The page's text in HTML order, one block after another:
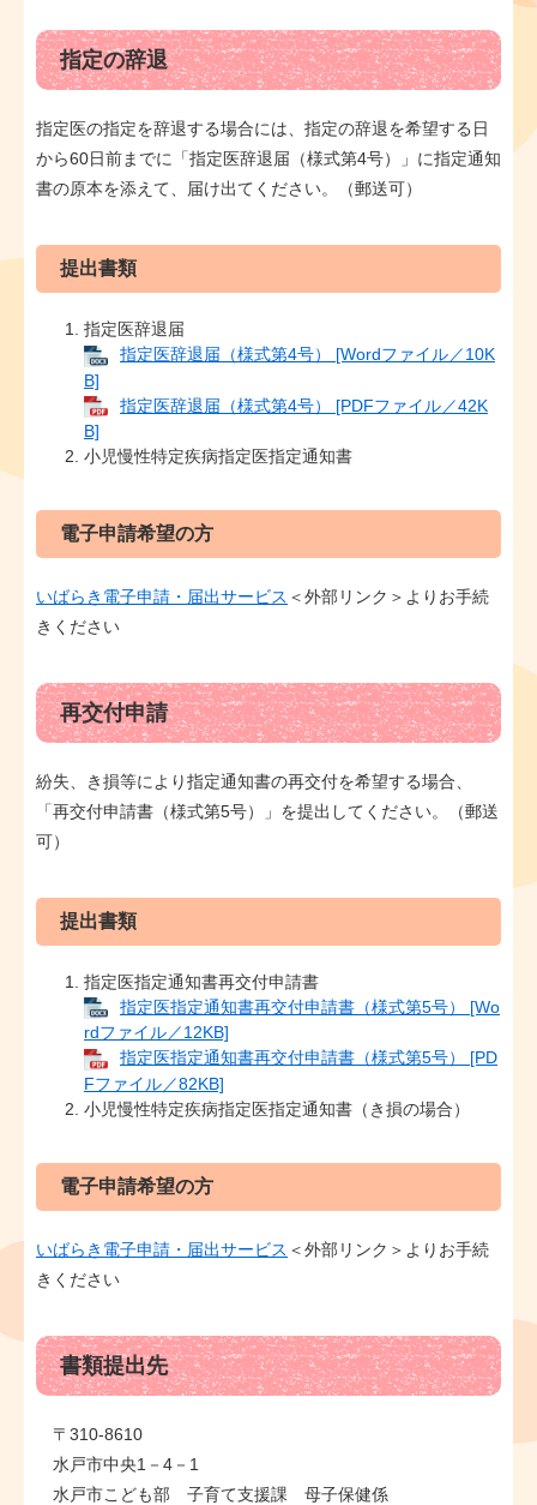
指定の辞退
指定医の指定を辞退する場合には、指定の辞退を希望する日
から60日前までに「指定医辞退届（様式第4号）」に指定通知
書の原本を添えて、届け出てください。（郵送可）
提出書類
指定医辞退届
指定医辞退届（様式第4号） [Wordファイル／10K
B]
指定医辞退届（様式第4号） [PDFファイル／42K
B]
小児慢性特定疾病指定医指定通知書
電子申請希望の方
いばらき電子申請・届出サービス ＜外部リンク＞ よりお手続
きください
再交付申請
紛失、き損等により指定通知書の再交付を希望する場合、
「再交付申請書（様式第5号）」を提出してください。（郵送
可）
提出書類
指定医指定通知書再交付申請書
指定医指定通知書再交付申請書（様式第5号） [Wo
rdファイル／12KB]
指定医指定通知書再交付申請書（様式第5号） [PD
Fファイル／82KB]
小児慢性特定疾病指定医指定通知書（き損の場合）
電子申請希望の方
いばらき電子申請・届出サービス ＜外部リンク＞ よりお手続
きください
書類提出先
〒310-8610
水戸市中央1－4－1
水戸市こども部 子育て支援課 母子保健係